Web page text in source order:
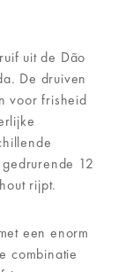
uit de Dão
De druiven
voor frisheid
12
rijpt.
een enorm
combinatie